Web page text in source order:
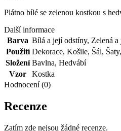
Plátno bílé se zelenou kostkou s
Další informace
Barva Bílá a její odstíny, Zelená
Použití Dekorace, Košile, Šál, Šaty,
Složení Bavlna, Hedvábí
Vzor
Kostka
Hodnocení (0)
Recenze
Zatím zde nejsou žádné recenze.